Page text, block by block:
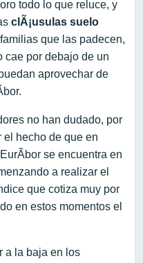
todo lo que reluce, y
clÃ¡usulas suelo
que las padecen,
cae por debajo de un
aprovechar de
no han dudado, por
el hecho de que en
se encuentra en
a realizar el
que cotiza muy por
en estos momentos el
a la baja en los